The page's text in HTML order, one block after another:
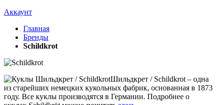
Аккаунт
Главная
Бренды
Schildkrot
Шильдкрет / Schildkrot – одна
из старейших немецких кукольных фабрик, основанная в 1873
году. Все куклы производятся в Германии. Подробнее о